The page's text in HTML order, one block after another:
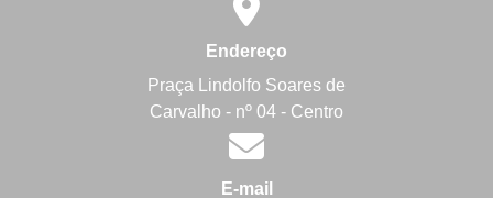
Endereço
Praça Lindolfo Soares de
Carvalho - nº 04 - Centro
E-mail